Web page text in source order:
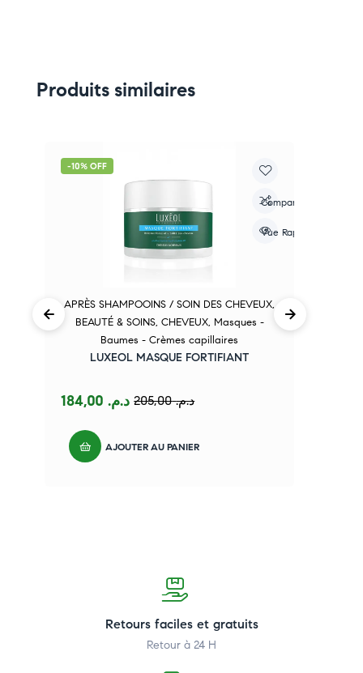
Produits similaires
-10% OFF
Compare
Vue Rapide
APRÈS SHAMPOOINS / SOIN DES CHEVEUX,
BEAUTÉ & SOINS, CHEVEUX, Masques -
Baumes - Crèmes capillaires
LUXEOL MASQUE FORTIFIANT
د.م.205,00 د.م.
AJOUTER AU PANIER
Retours faciles et gratuits
Retour à 24 H